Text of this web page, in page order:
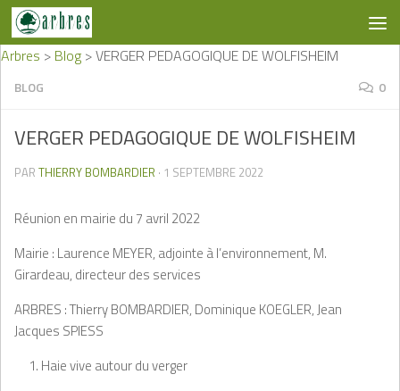
Skip to content
Arbres > Blog>VERGER PEDAGOGIQUE DE WOLFISHEIM
BLOG 0
VERGER PEDAGOGIQUE DE WOLFISHEIM
PAR THIERRY BOMBARDIER · 1 SEPTEMBRE 2022
Réunion en mairie du 7 avril 2022
Mairie : Laurence MEYER, adjointe à l’environnement, M.
Girardeau, directeur des services
ARBRES : Thierry BOMBARDIER, Dominique KOEGLER, Jean
Jacques SPIESS
Haie vive autour du verger